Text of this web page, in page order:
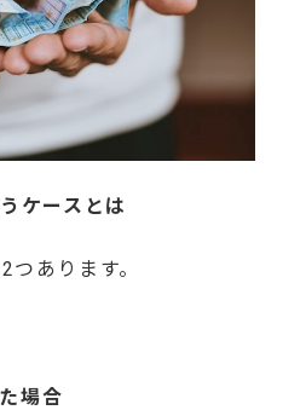
ケースとは
あります。
場合